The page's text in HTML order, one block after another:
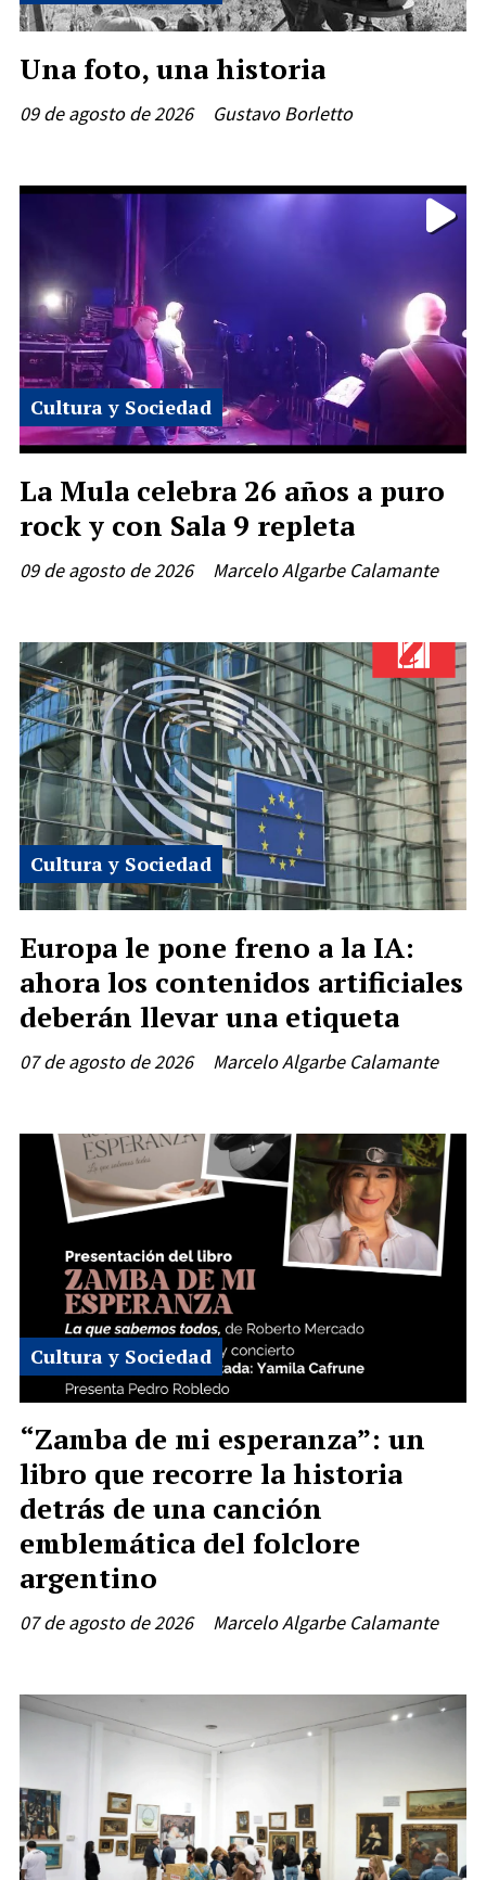
Una foto, una historia
Gustavo Borletto
09 de agosto de 2026
La Mula celebra 26 años a puro
rock y con Sala 9 repleta
Marcelo Algarbe Calamante
Cultura y Sociedad
09 de agosto de 2026
Europa le pone freno a la IA:
ahora los contenidos artificiales
deberán llevar una etiqueta
Marcelo Algarbe Calamante
Cultura y Sociedad
07 de agosto de 2026
“Zamba de mi esperanza”: un
libro que recorre la historia
detrás de una canción
emblemática del folclore
argentino
Marcelo Algarbe Calamante
Cultura y Sociedad
07 de agosto de 2026